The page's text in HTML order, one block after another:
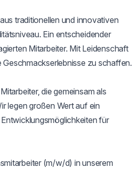
traditionellen und innovativen
Ein entscheidender
Mitarbeiter. Mit Leidenschaft
zu schaffen.
die gemeinsam als
legen großen Wert auf ein
für
(m/w/d) in unserem